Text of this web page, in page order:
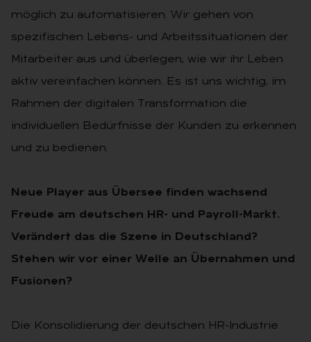
möglich zu automatisieren. Wir gehen von
spezifischen Lebens- und Arbeitssituationen der
Mitarbeiter aus und überlegen, wie wir ihr Leben
aktiv vereinfachen können. Es ist uns wichtig, im
Rahmen der digitalen Transformation die
individuellen Bedürfnisse der Kunden zu erkennen
und zu bedienen.
Neue Player aus Übersee finden wachsend
Freude am deutschen HR- und Payroll-Markt.
Verändert das die Szene in Deutschland?
Stehen wir vor einer Welle an Übernahmen und
Fusionen?
Die Konsolidierung der deutschen HR-Industrie